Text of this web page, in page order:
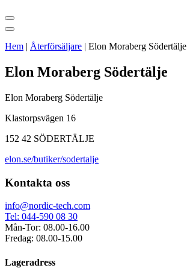
Hem | Återförsäljare | Elon Moraberg Södertälje
Elon Moraberg Södertälje
Elon Moraberg Södertälje
Klastorpsvägen 16
152 42 SÖDERTÄLJE
elon.se/butiker/sodertalje
Kontakta oss
info@nordic-tech.com
Tel: 044-590 08 30
Mån-Tor: 08.00-16.00
Fredag: 08.00-15.00
Lageradress